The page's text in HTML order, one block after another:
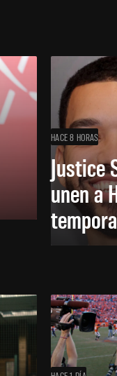
HACE 8 HORAS
Justice
unen a